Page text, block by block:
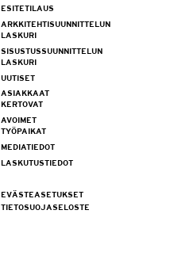
ESITETILAUS
ARKKITEHTISUUNNITTELUN
LASKURI
SISUSTUSSUUNNITTELUN
LASKURI
UUTISET
ASIAKKAAT
KERTOVAT
AVOIMET
TYÖPAIKAT
MEDIATIEDOT
LASKUTUSTIEDOT
EVÄSTEASETUKSET
TIETOSUOJASELOSTE